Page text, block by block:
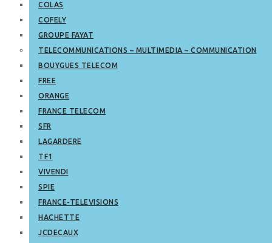
COLAS
COFELY
GROUPE FAYAT
TELECOMMUNICATIONS – MULTIMEDIA – COMMUNICATION
BOUYGUES TELECOM
FREE
ORANGE
FRANCE TELECOM
SFR
LAGARDERE
TF1
VIVENDI
SPIE
FRANCE-TELEVISIONS
HACHETTE
JCDECAUX